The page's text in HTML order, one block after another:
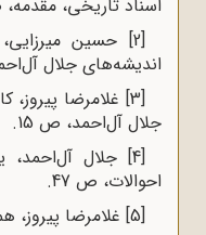
اسناد تاریخی،
[2] حسین
اندیشه‌های جلال
[3] غلامرضا پیروز،
جلال آل‌احمد، ص 15.
[4] جلال
احوالات، ص 47.
[5] غلامرضا پیروز،